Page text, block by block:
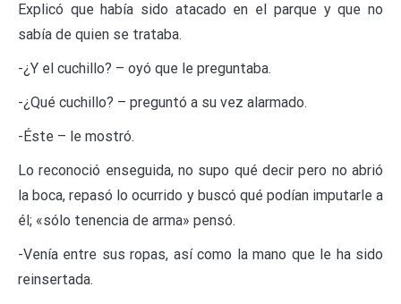
Explicó que había sido atacado en el parque y que no
sabía de quien se trataba.
-¿Y el cuchillo? – oyó que le preguntaba.
-¿Qué cuchillo? – preguntó a su vez alarmado.
-Éste – le mostró.
Lo reconoció enseguida, no supo qué decir pero no abrió
la boca, repasó lo ocurrido y buscó qué podían imputarle a
él; «sólo tenencia de arma» pensó.
-Venía entre sus ropas, así como la mano que le ha sido
reinsertada.